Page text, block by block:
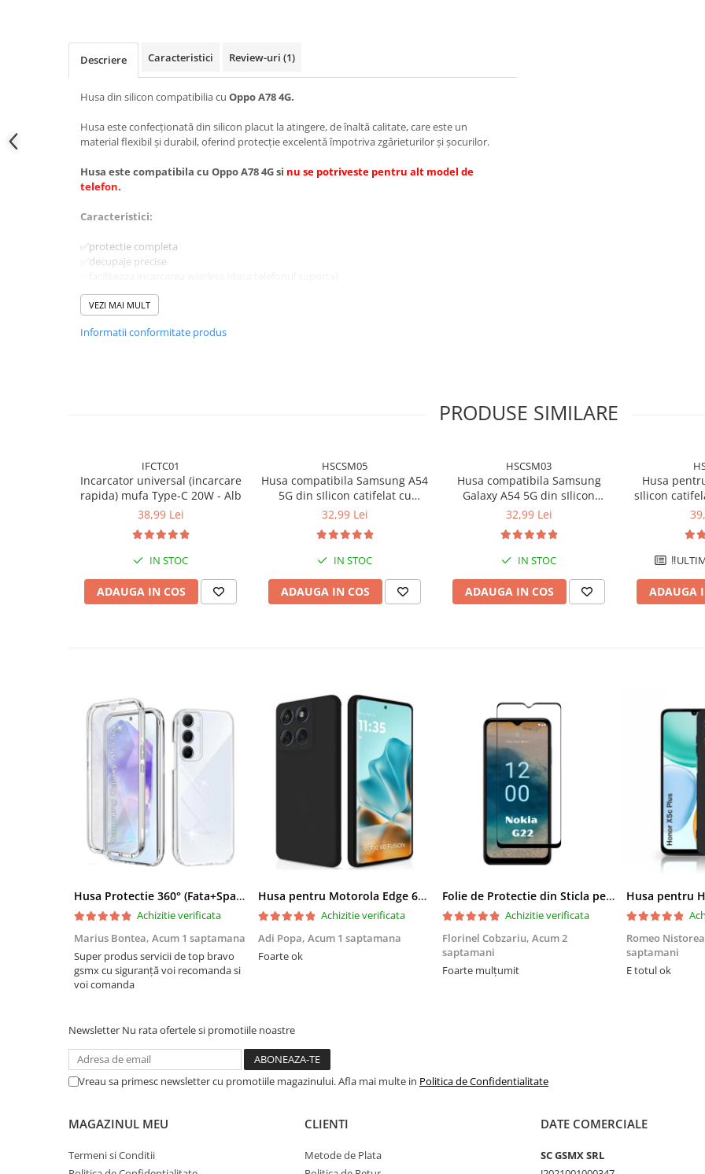
Descriere Caracteristici Review-uri (1)
Husa din silicon compatibilia cu Oppo A78 4G.
Husa este confecționată din silicon placut la atingere, de înaltă calitate, care este un
material flexibil și durabil, oferind protecție excelentă împotriva zgârieturilor și șocurilor.
Husa este compatibila cu Oppo A78 4G si nu se potriveste pentru alt model de
telefon.
Caracteristici:
✅protectie completa
✅decupaje precise
✅se curata usor, materialul din care este confectionata fiind rezistent la apa.
✅previne alunecarea
VEZI MAI MULT
Informatii conformitate produs
PRODUSE SIMILARE
IFCTC01
Incarcator universal (incarcare
rapida) mufa Type-C 20W - Alb
38,99 Lei
IN STOC
ADAUGA IN COS
HSCSM05
Husa compatibila Samsung A54
5G din sIlicon catifelat cu
interior din microfibra si
inchis
32,99 Lei
IN STOC
ADAUGA IN COS
HSCSM03
Husa compatibila Samsung
Galaxy A54 5G din sIlicon
catifelat cu interior din
camere - Negru
32,99 Lei
IN STOC
ADAUGA IN COS
Husa
sIlicon
ADAUGA
Husa Protectie 360° (Fata+Spate) compatibila Samsung Galaxy A55 5G, Transparanta, Protectie Completa
Achizitie verificata
Marius Bontea, Acum 1 saptamana
Super produs servicii de top bravo
gsmx cu siguranță voi recomanda si
voi comanda
Husa pentru Motorola Edge 60 Fusion din sIlicon catifelat cu interior din microfibra si protectie la camere - Negru
Achizitie verificata
Adi Popa, Acum 1 saptamana
Foarte ok
Folie de Protectie din Sticla pentru Nokia G22 cu Kit Montare Inclus, Adeziv pe toata suprafata, Protectie Anti-Zgarieturi si Socuri
Achizitie verificata
Florinel Cobzariu, Acum 2
saptamani
Foarte mulțumit
Romeo
saptamani
E totul ok
Newsletter Nu rata ofertele si promotiile noastre
Vreau sa primesc newsletter cu promotiile magazinului. Afla mai multe in Politica de Confidentialitate
MAGAZINUL MEU
Termeni si Conditii
CLIENTI
Metode de Plata
DATE COMERCIALE
SC GSMX SRL